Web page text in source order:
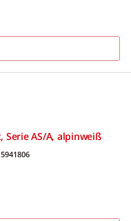
AS/A, alpinweiß
5941806